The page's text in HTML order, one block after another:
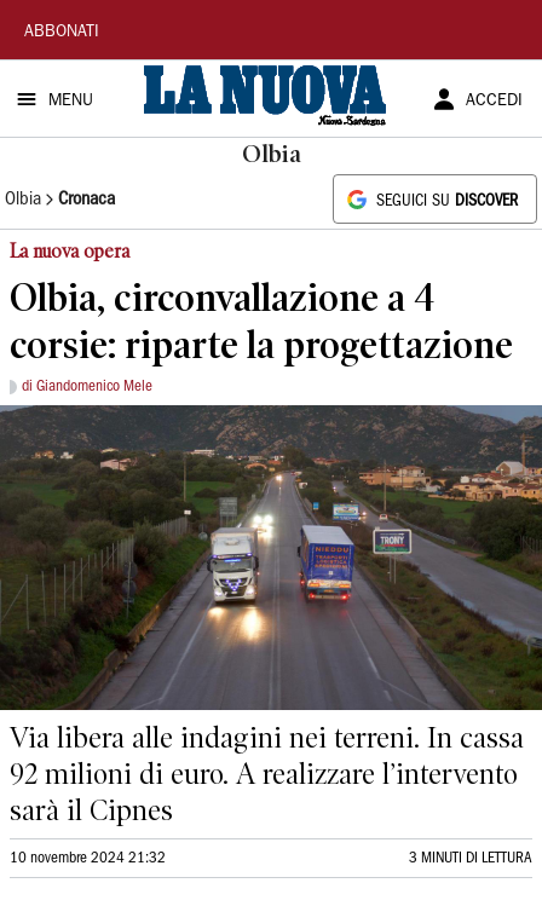
La
Nuova
Sardegna
ABBONATI
MENU ACCEDI
Olbia
Olbia Cronaca SEGUICI SU DISCOVER
La nuova opera
Olbia, circonvallazione a 4
corsie: riparte la progettazione
di Giandomenico Mele
Via libera alle indagini nei terreni. In cassa
92 milioni di euro. A realizzare l’intervento
sarà il Cipnes
10 novembre 2024 21:32 3 MINUTI DI LETTURA